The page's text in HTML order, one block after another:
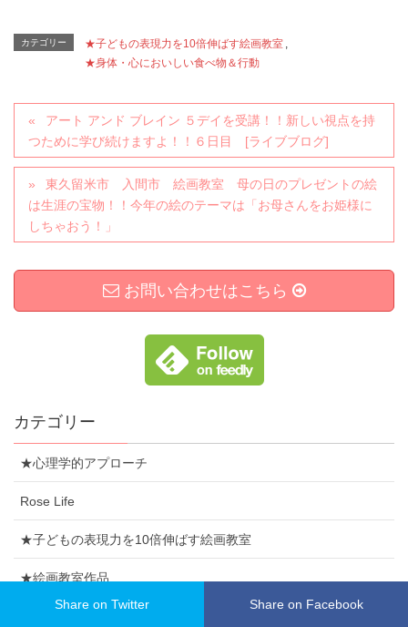
カテゴリー ★子どもの表現力を10倍伸ばす絵画教室 ,
★身体・心においしい食べ物＆行動
アート アンド ブレイン ５デイを受講！！新しい視点を持
つために学び続けますよ！！６日目 [ライブブログ]
東久留米市 入間市 絵画教室 母の日のプレゼントの絵
は生涯の宝物！！今年の絵のテーマは「お母さんをお姫様に
しちゃおう！」
お問い合わせはこちら
カテゴリー
★心理学的アプローチ
Rose Life
★子どもの表現力を10倍伸ばす絵画教室
★絵画教室作品
Share on Twitter Share on Facebook